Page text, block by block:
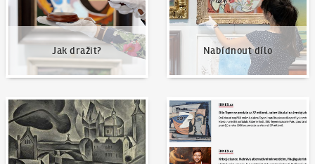
Jak dražit? Nabídnout dílo
Naše nejvyšší prodeje Napsali o nás